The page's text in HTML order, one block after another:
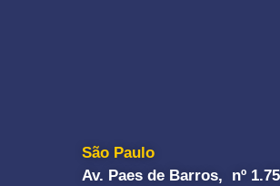
São Paulo
Av. Paes de Barros, nº